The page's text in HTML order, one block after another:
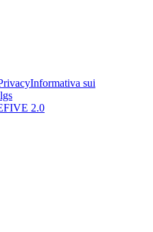
Informativa sui
2.0